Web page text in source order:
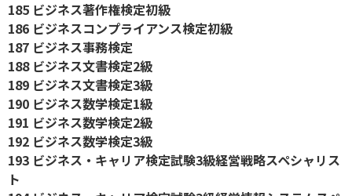
185 ビジネス著作権検定初級
186 ビジネスコンプライアンス検定初級
187 ビジネス事務検定
188 ビジネス文書検定2級
189 ビジネス文書検定3級
190 ビジネス数学検定1級
191 ビジネス数学検定2級
192 ビジネス数学検定3級
193 ビジネス・キャリア検定試験3級経営戦略スペシャリス
ト